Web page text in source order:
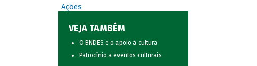
Ações
VEJA TAMBÉM
O BNDES e o apoio à cultura
Patrocínio a eventos culturais